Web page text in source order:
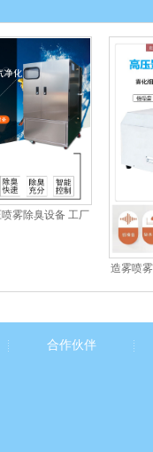
雾除臭设备 工厂
造雾喷
合作伙伴